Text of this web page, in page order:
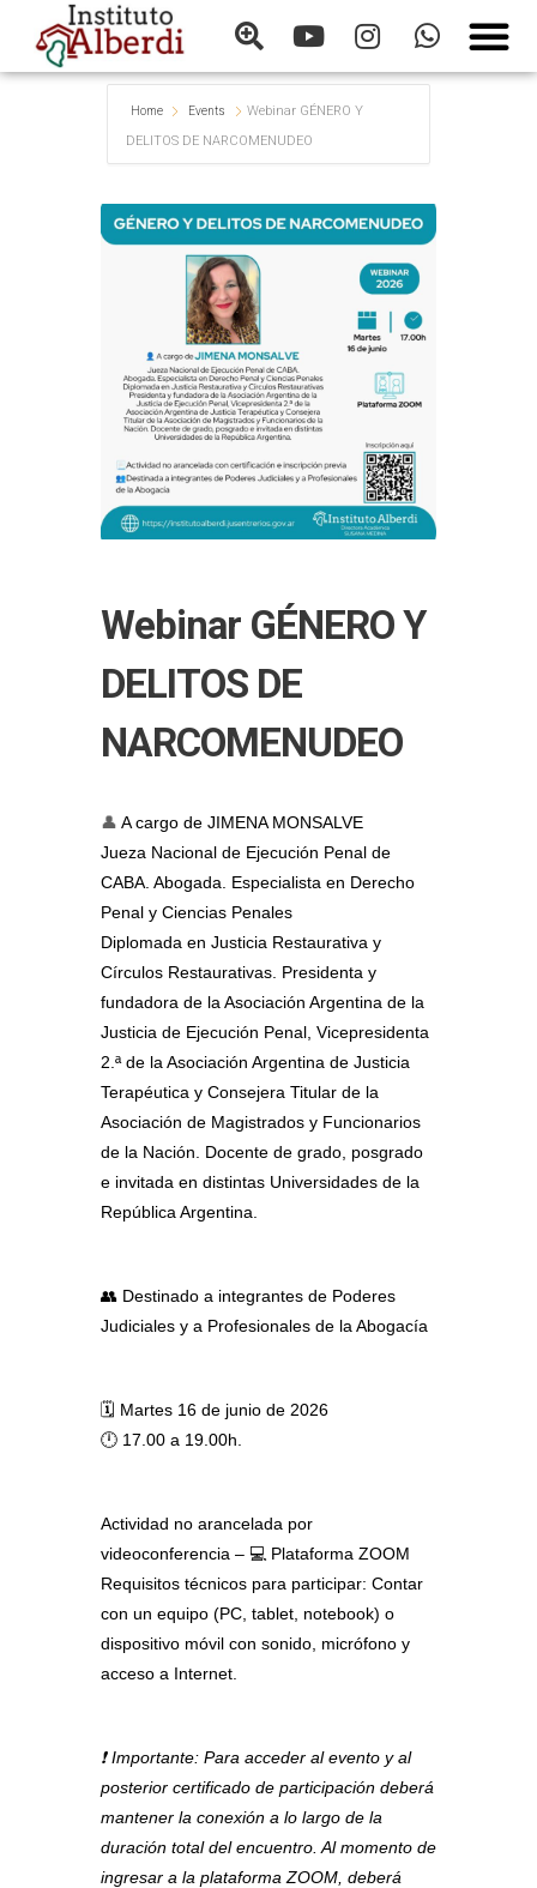
Home Events
Webinar GÉNERO Y
DELITOS DE NARCOMENUDEO
Webinar GÉNERO Y
DELITOS DE
NARCOMENUDEO
👤 A cargo de JIMENA MONSALVE
Jueza Nacional de Ejecución Penal de
CABA. Abogada. Especialista en Derecho
Penal y Ciencias Penales
Diplomada en Justicia Restaurativa y
Círculos Restaurativas. Presidenta y
fundadora de la Asociación Argentina de la
Justicia de Ejecución Penal, Vicepresidenta
2.ª de la Asociación Argentina de Justicia
Terapéutica y Consejera Titular de la
Asociación de Magistrados y Funcionarios
de la Nación. Docente de grado, posgrado
e invitada en distintas Universidades de la
República Argentina.
👥 Destinado a integrantes de Poderes
Judiciales y a Profesionales de la Abogacía
🗓️ Martes 16 de junio de 2026
🕛 17.00 a 19.00h.
Actividad no arancelada por
videoconferencia – 💻 Plataforma ZOOM
Requisitos técnicos para participar: Contar
con un equipo (PC, tablet, notebook) o
dispositivo móvil con sonido, micrófono y
acceso a Internet.
❗ Importante: Para acceder al evento y al
posterior certificado de participación deberá
mantener la conexión a lo largo de la
duración total del encuentro. Al momento de
ingresar a la plataforma ZOOM, deberá